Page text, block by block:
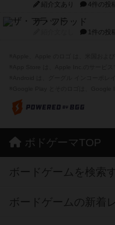
紹介文あり 4件の投
ザ・フラッド
1件の投
ボドゲーマTOP
ボードゲームを検索
ボードゲームの新着